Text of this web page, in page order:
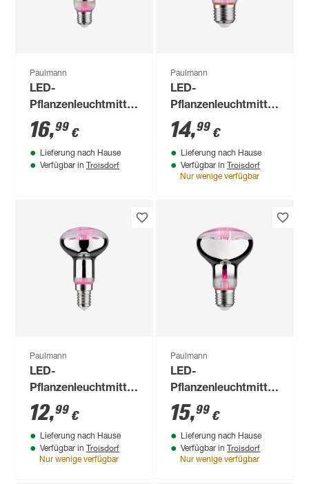
Paulmann
LED-
Pflanzenleuchtmittel
Reflektor E27 6,5 W
200 lm warmweiß
16,99 €
Lieferung nach Hause
Verfügbar in Troisdorf
Paulmann
LED-
Pflanzenleuchtmittel
'Plant' Reflektor E27
6,5 W 200 lm
warmweiß
14,99 €
Lieferung nach Hause
Verfügbar in Troisdorf
Nur wenige verfügbar
Paulmann
LED-
Pflanzenleuchtmittel
Reflektor E14 4 W
100 lm warmweiß
12,99 €
Lieferung nach Hause
Verfügbar in Troisdorf
Nur wenige verfügbar
Paulmann
LED-
Pflanzenleuchtmittel
'Plant' Reflektor E27
6,5 W 200 lm
warmweiß
15,99 €
Lieferung nach Hause
Verfügbar in Troisdorf
Nur wenige verfügbar